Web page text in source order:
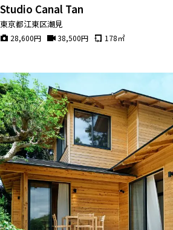
Studio Canal Tan
東京都江東区潮見
28,600円 38,500円 178㎡